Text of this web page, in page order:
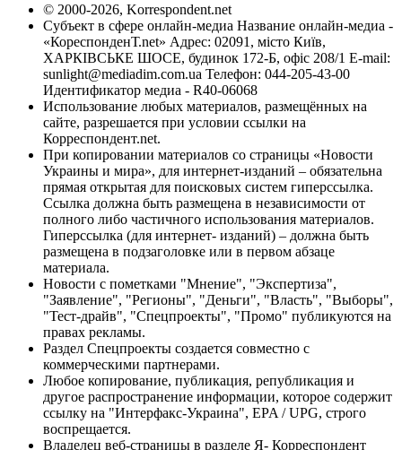
© 2000-2026, Korrespondent.net
Субъект в сфере онлайн-медиа Название онлайн-медиа -
«КореспонденТ.net» Адрес: 02091, місто Київ,
ХАРКІВСЬКЕ ШОСЕ, будинок 172-Б, офіс 208/1 E-mail:
sunlight@mediadim.com.ua Телефон: 044-205-43-00
Идентификатор медиа - R40-06068
Использование любых материалов, размещённых на
сайте, разрешается при условии ссылки на
Корреспондент.net.
При копировании материалов со страницы «Новости
Украины и мира», для интернет-изданий – обязательна
прямая открытая для поисковых систем гиперссылка.
Ссылка должна быть размещена в независимости от
полного либо частичного использования материалов.
Гиперссылка (для интернет- изданий) – должна быть
размещена в подзаголовке или в первом абзаце
материала.
Новости с пометками "Мнение", "Экспертиза",
"Заявление", "Регионы", "Деньги", "Власть", "Выборы",
"Тест-драйв", "Спецпроекты", "Промо" публикуются на
правах рекламы.
Раздел Спецпроекты создается совместно с
коммерческими партнерами.
Любое копирование, публикация, републикация и
другое распространение информации, которое содержит
ссылку на "Интерфакс-Украина", EPA / UPG, строго
воспрещается.
Владелец веб-страницы в разделе Я- Корреспондент